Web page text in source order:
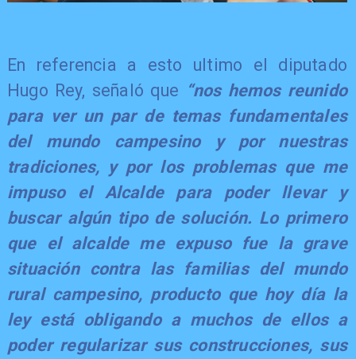
En referencia a esto ultimo el diputado
Hugo Rey, señaló que “nos hemos reunido
para ver un par de temas fundamentales
del mundo campesino y por nuestras
tradiciones, y por los problemas que me
impuso el Alcalde para poder llevar y
buscar algún tipo de solución. Lo primero
que el alcalde me expuso fue la grave
situación contra las familias del mundo
rural campesino, producto que hoy día la
ley está obligando a muchos de ellos a
poder regularizar sus construcciones, sus